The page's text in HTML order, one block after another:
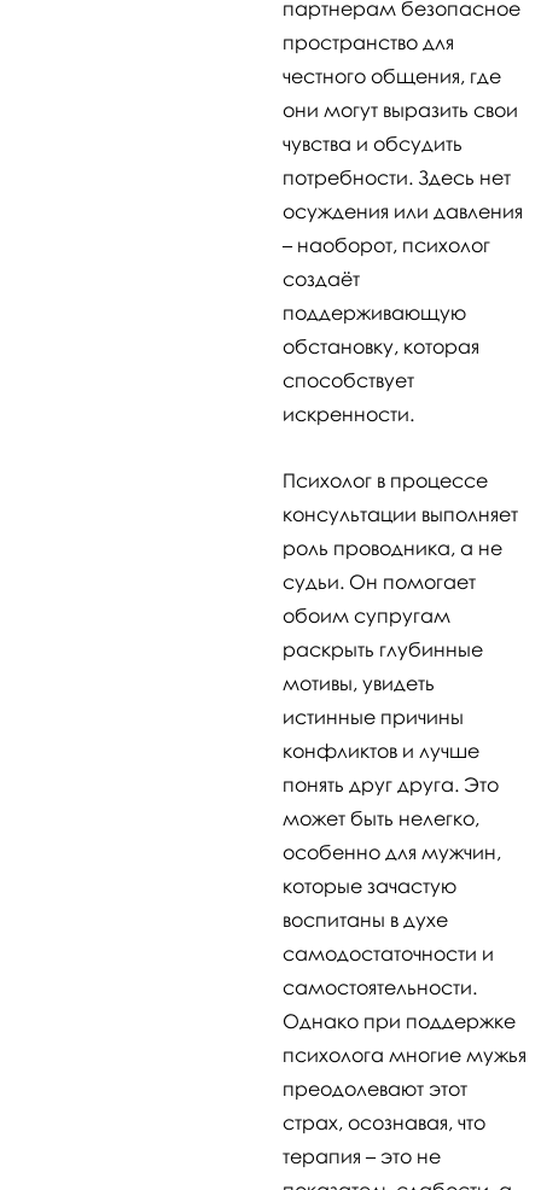
партнерам безопасное
пространство для
честного общения, где
они могут выразить свои
чувства и обсудить
потребности. Здесь нет
осуждения или давления
– наоборот, психолог
создаёт
поддерживающую
обстановку, которая
способствует
искренности.
Психолог в процессе
консультации выполняет
роль проводника, а не
судьи. Он помогает
обоим супругам
раскрыть глубинные
мотивы, увидеть
истинные причины
конфликтов и лучше
понять друг друга. Это
может быть нелегко,
особенно для мужчин,
которые зачастую
воспитаны в духе
самодостаточности и
самостоятельности.
Однако при поддержке
психолога многие мужья
преодолевают этот
страх, осознавая, что
терапия – это не